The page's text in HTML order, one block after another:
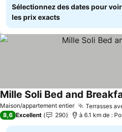
Sélectionnez des dates pour voir
les prix exacts
Maison/appartement entier Terrasses
Mille Soli Bed and
8,6 Excellent 290 à 6.1 km de :